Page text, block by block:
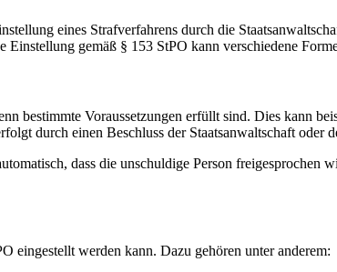
eines Strafverfahrens durch die
gemäß § 153 StPO kann verschiedene
bestimmte Voraussetzungen erfüllt sind. Dies kann
durch einen Beschluss der Staatsanwaltschaft oder
dass die unschuldige Person freigesprochen
eingestellt werden kann. Dazu gehören unter anderem: